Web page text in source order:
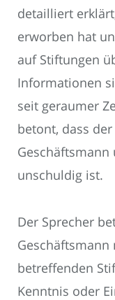
detailliert
erworben hat
auf Stiftungen
Informationen
seit geraumer
betont, dass
unschuldig ist.
Der Sprecher
betreffenden
Kenntnis oder